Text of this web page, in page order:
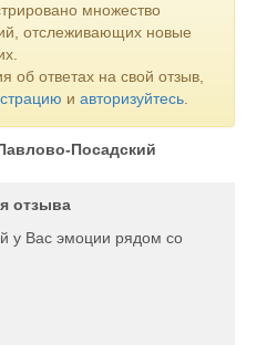
множество
отслеживающих новые
об ответах на свой отзыв,
и авторизуйтесь
Посадский
отзыва
у Вас эмоции рядом со